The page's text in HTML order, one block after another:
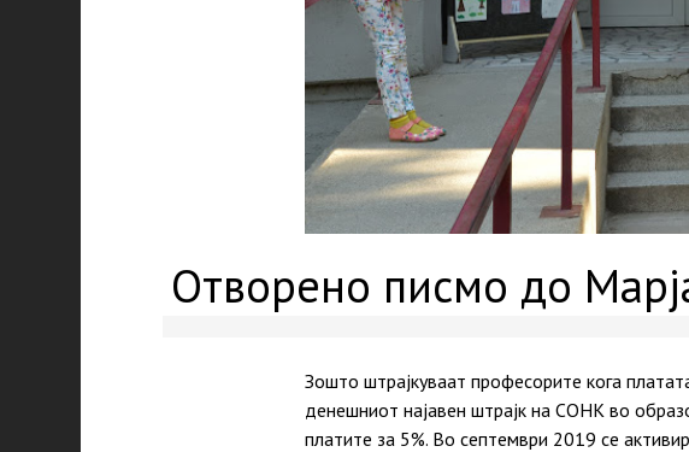
Отворено писмо до
Зошто штрајкуваат професорите кога
денешниот најавен штрајк на СОНК во
платите за 5%. Во септември 2019 се